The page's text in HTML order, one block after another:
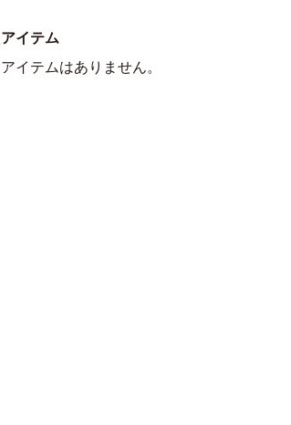
イテム
イテムはありません。